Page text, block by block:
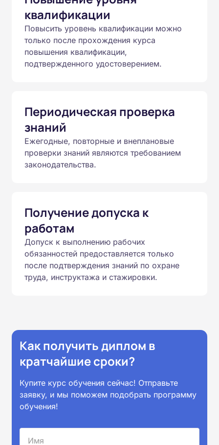
квалификации
Повысить уровень квалификации можно
только после прохождения курса
повышения квалификации,
подтвержденного удостоверением.
Периодическая проверка
знаний
Ежегодные, повторные и внеплановые
проверки знаний являются требованием
законодательства.
Получение допуска к
работам
Допуск к выполнению рабочих
обязанностей предоставляется только
после подтверждения знаний по охране
труда, инструктажа и стажировки.
Как получить диплом в
кратчайшие сроки?
Купите курс обучения сейчас! Отправьте
заявку, и мы поможем подобрать программу
обучения!